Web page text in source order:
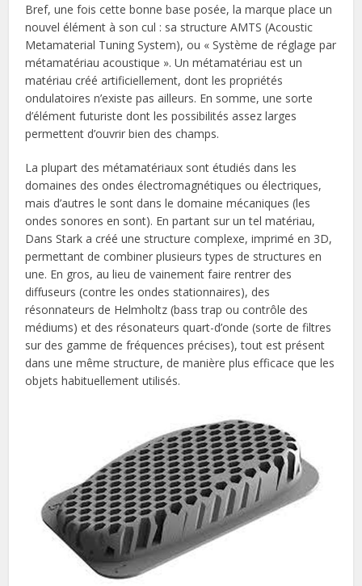
Bref, une fois cette bonne base posée, la marque place un
nouvel élément à son cul : sa structure AMTS (Acoustic
Metamaterial Tuning System), ou « Système de réglage par
métamatériau acoustique ». Un métamatériau est un
matériau créé artificiellement, dont les propriétés
ondulatoires n’existe pas ailleurs. En somme, une sorte
d’élément futuriste dont les possibilités assez larges
permettent d’ouvrir bien des champs.
La plupart des métamatériaux sont étudiés dans les
domaines des ondes électromagnétiques ou électriques,
mais d’autres le sont dans le domaine mécaniques (les
ondes sonores en sont). En partant sur un tel matériau,
Dans Stark a créé une structure complexe, imprimé en 3D,
permettant de combiner plusieurs types de structures en
une. En gros, au lieu de vainement faire rentrer des
diffuseurs (contre les ondes stationnaires), des
résonnateurs de Helmholtz (bass trap ou contrôle des
médiums) et des résonateurs quart-d’onde (sorte de filtres
sur des gamme de fréquences précises), tout est présent
dans une même structure, de manière plus efficace que les
objets habituellement utilisés.